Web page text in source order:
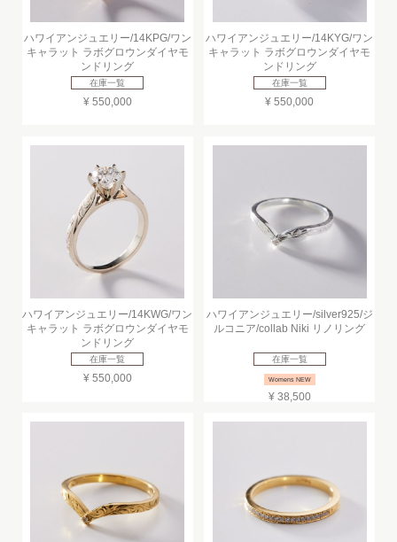
ハワイアンジュエリー/14KPG/ワン
キャラット ラボグロウンダイヤモ
ンドリング
在庫一覧
¥ 550,000
ハワイアンジュエリー/14KYG/ワン
キャラット ラボグロウンダイヤモ
ンドリング
在庫一覧
¥ 550,000
ハワイアンジュエリー/14KWG/ワン
キャラット ラボグロウンダイヤモ
ンドリング
在庫一覧
¥ 550,000
ハワイアンジュエリー/silver925/ジ
ルコニア/collab Niki リノリング
在庫一覧
Womens NEW
¥ 38,500